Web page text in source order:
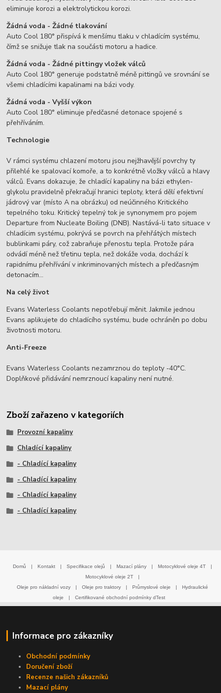
eliminuje korozi a elektrolytickou korozi.
Žádná voda - Žádné tlakování
Auto Cool 180° přispívá k menšímu tlaku v chladícím systému,
čímž se snižuje tlak na součásti motoru a hadice.
Žádná voda - Žádné pittingy vložek válců
Auto Cool 180° generuje podstatně méně pittingů ve srovnání se
všemi chladícími kapalinami na bázi vody.
Žádná voda - Vyšší výkon
Auto Cool 180° eliminuje předčasné detonace spojené s
přehříváním.
Technologie
V rámci systému chlazení motoru jsou nejžhavější povrchy ty
přilehlé ke spalovací komoře, a to konkrétně vložky válců a hlavy
válců. Evans dokazuje, že chladící kapaliny na bázi ethylen-
glykolu pravidelně překračují hranici teploty, která dělí efektivní
jádrový var (místo A na obrázku) od neúčinného Kritického
tepelného toku. Kritický tepelný tok je synonymem pro pojem
Departure from Nucleate Boiling (DNB). Nastává-li tato situace v
chladícim systému, pokrývá se povrch na přehřátých místech
bublinkami páry, což zabraňuje přenostu tepla. Protože pára
odvádí méně než třetinu tepla, než dokáže voda, dochází k
rapidnímu přehřívání v inkriminovaných místech a předčasným
detonacím...
Na celý život
Evans Waterless Coolants nepotřebují měnit. Jakmile jednou
Evans aplikujete do chladícího systému, bude ochráněn po dobu
životnosti motoru.
Anti-Freeze
Evans Waterless Coolants nezamrznou do teploty -40°C.
Doplňkové přidávání nemrznoucí kapaliny není nutné.
Zboží zařazeno v kategoriích
Provozní kapaliny
Chladící kapaliny
- Chladící kapaliny
- Chladící kapaliny
- Chladící kapaliny
- Chladící kapaliny
Domů | Kontakt | Specifikace olejů | Mazací plány | Motocyklové oleje 4T
|
Motocyklové oleje 2T
|
Oleje pro nákladní vozy
| Oleje pro traktory | Průmyslové oleje |
Hydraulické
oleje
| Certifikované obchodní podmínky dTest
Informace pro zákazníky
Obchodní podmínky
Doručení zboží
Recenze našich zákazníků
Mazací plány